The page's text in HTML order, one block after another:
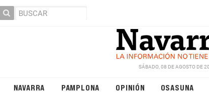
SÁBADO, 08 DE AGOSTO DE
NAVARRA PAMPLONA OPINIÓN OSASUNA